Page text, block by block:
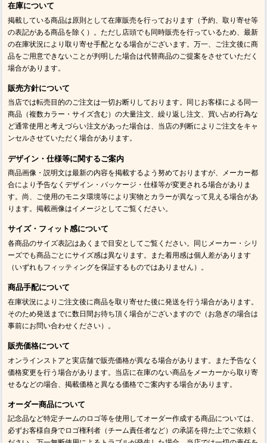
在庫について
掲載している商品は原則として在庫販売を行っております（予約、取り寄せ等
の表記がある商品を除く）。ただし店頭でも同時販売を行っているため、最新
の在庫状況により取り寄せ手配となる場合がございます。万一、ご注文後に商
品をご用意できないことが判明した場合は代替商品のご提案をさせていただく
場合があります。
販売方針について
当店では転売目的のご注文は一切お断りしております。同じお客様による同一
商品（複数カラー・サイズ含む）の大量注文、繰り返し注文、買い占め行為な
ど通常使用と考えづらい注文があった場合は、当店の判断によりご注文をキャ
ンセルさせていただく場合があります。
デザイン・仕様等に関するご案内
商品画像・説明文は最新の内容を掲載するよう努めておりますが、メーカー都
合により予告なくデザイン・パッケージ・仕様等が変更される場合がありま
す。尚、ご使用のモニタ環境等により実物とカラーが異なって見える場合があ
ります。掲載画像はイメージとしてご覧ください。
サイズ・フィット感について
各商品のサイズ表記はあくまで目安としてご覧ください。同じメーカー・シリ
ーズでも商品ごとにサイズ感は異なります。また着用感は個人差があります
（いずれもフィッティングを保証するものではありません）。
商品手配について
在庫状況によりご注文後に商品を取り寄せた後に発送を行う場合があります。
そのため発送までに数日間お待ち頂く場合がございますので（お急ぎの場合は
事前にお問い合わせください）。
販売価格について
オンラインストアと実店舗で販売価格が異なる場合があります。また予告なく
価格変更を行う場合があります。当店に在庫のない商品をメーカーから取り寄
せるなどの場合、掲載価格と異なる価格でご案内する場合があります。
オーダー商品について
記念品など特定チームのロゴ等を使用してオーダー作成する商品については、
必ずお客様自身でロゴ権利者（チーム責任者など）の承諾を得た上でご依頼く